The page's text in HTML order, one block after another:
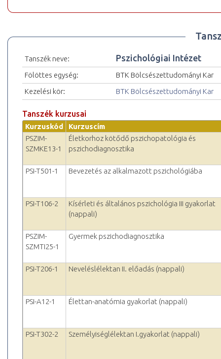
Tanszék neve: Pszichológiai Intézet
Fölöttes egység:
BTK Bölcsészettudományi Kar
Kezelési kör:
BTK Bölcsészettudományi Kar
Tanszék kurzusai
Kurzuskód
Kurzuscím
PSZIM-
SZMKE13-1
Életkorhoz kötődő pszichopatológia és
pszichodiagnosztika
PSI-T501-1 Bevezetés az alkalmazott pszichológiába
PSI-T106-2
Kísérleti és általános pszichológia III gyakorlat
(nappali)
PSZIM-
SZMTI25-1
Gyermek pszichodiagnosztika
PSI-T206-1 Neveléslélektan II. előadás (nappali)
PSI-A12-1 Élettan-anatómia gyakorlat (nappali)
PSI-T302-2 Személyiséglélektan I.gyakorlat (nappali)